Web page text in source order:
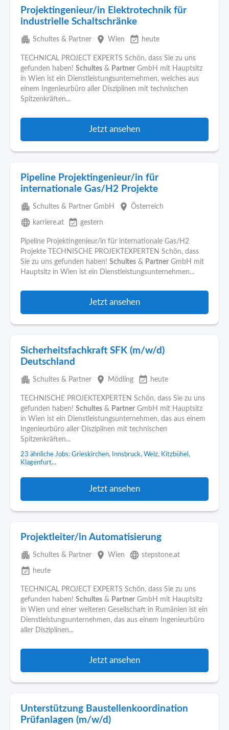
Projektingenieur/in Elektrotechnik für
industrielle Schaltschränke
apartment Schultes & Partner place Wien event_available heute
TECHNICAL PROJECT EXPERTS Schön, dass Sie zu uns
gefunden haben! Schultes & Partner GmbH mit Hauptsitz
in Wien ist ein Dienstleistungsunternehmen, welches aus
einem Ingenieurbüro aller Disziplinen mit technischen
Spitzenkräften...
Jetzt ansehen
Pipeline Projektingenieur/in für
internationale Gas/H2 Projekte
apartment Schultes & Partner GmbH place Österreich
language karriere.at event_available gestern
Pipeline Projektingenieur/in für internationale Gas/H2
Projekte TECHNISCHE PROJEKTEXPERTEN Schön, dass
Sie zu uns gefunden haben! Schultes & Partner GmbH mit
Hauptsitz in Wien ist ein Dienstleistungsunternehmen...
Jetzt ansehen
Sicherheitsfachkraft SFK (m/w/d)
Deutschland
apartment Schultes & Partner place Mödling event_available heute
TECHNISCHE PROJEKTEXPERTEN Schön, dass Sie zu uns
gefunden haben! Schultes & Partner GmbH mit Hauptsitz
in Wien ist ein Dienstleistungsunternehmen, das aus einem
Ingenieurbüro aller Disziplinen mit technischen
Spitzenkräften...
23 ähnliche Jobs: Grieskirchen, Innsbruck, Weiz, Kitzbühel,
Klagenfurt...
Jetzt ansehen
Projektleiter/in Automatisierung
apartment Schultes & Partner place Wien language stepstone.at
event_available heute
TECHNICAL PROJECT EXPERTS Schön, dass Sie zu uns
gefunden haben! Schultes & Partner GmbH mit Hauptsitz
in Wien und einer weiteren Gesellschaft in Rumänien ist ein
Dienstleistungsunternehmen, das aus einem Ingenieurbüro
aller Disziplinen...
Jetzt ansehen
Unterstützung Baustellenkoordination
Prüfanlagen (m/w/d)